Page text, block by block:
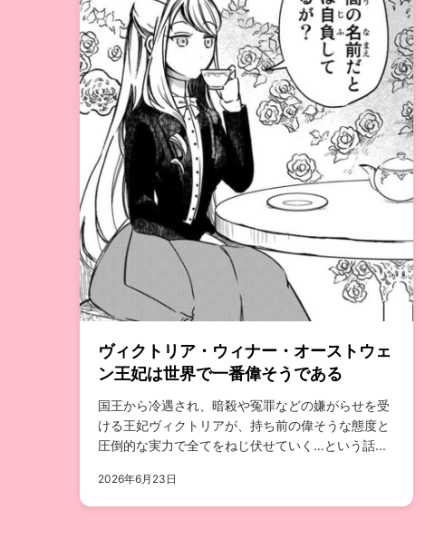
ヴィクトリア・ウィナー・オーストウェ
ン王妃は世界で一番偉そうである
国王から冷遇され、暗殺や冤罪などの嫌がらせを受
ける王妃ヴィクトリアが、持ち前の偉そうな態度と
圧倒的な実力で全てをねじ伏せていく…という話...
2026年6月23日